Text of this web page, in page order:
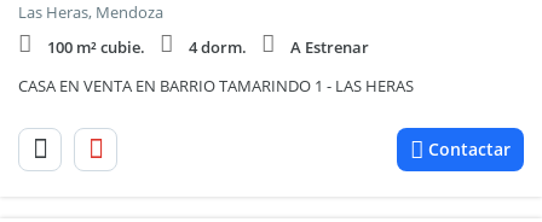
Las Heras, Mendoza
100 m² cubie.
4 dorm.
A Estrenar
CASA EN VENTA EN BARRIO TAMARINDO 1 - LAS HERAS
Contactar